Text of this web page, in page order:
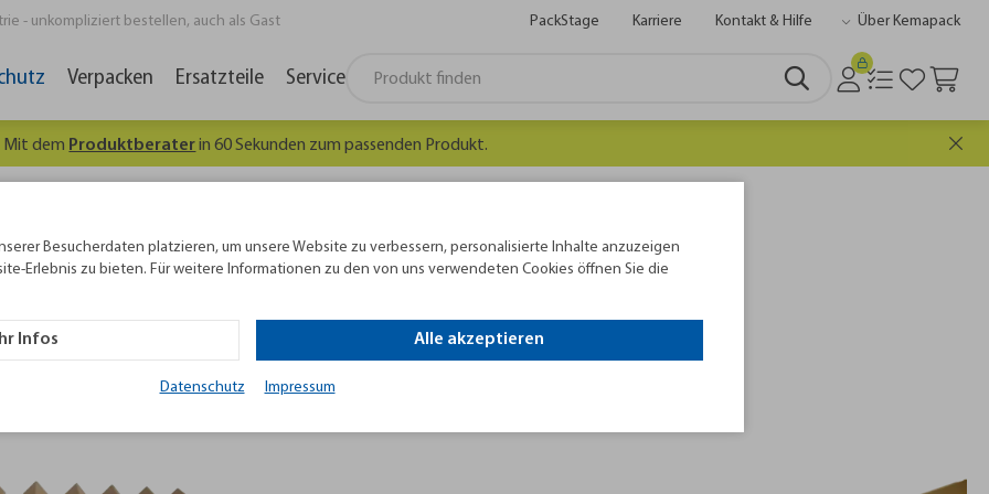
- unkompliziert bestellen, auch als Gast PackStage Karriere Kontakt & Hilfe Über Kemapack
Verpacken Ersatzteile Service
Es lohnt sich, gut informiert zu sein. Hier geht's
Schneidegeräte,
Besucherdaten platzieren, um unsere Website zu verbessern, personalisierte Inhalte anzuzeigen
Erlebnis zu bieten. Für weitere Informationen zu den von uns verwendeten Cookies öffnen Sie die
Infos Alle akzeptieren
Datenschutz Impressum